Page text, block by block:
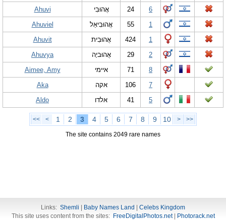
Ahuvi
אֲהוּבִי 24
6
Ahuviel
אֲהוּבִיאֵל 55
1
Ahuvit
אֲהוּבִית 424
1
Ahuvya
אֲהוּביָה 29
2
Aimee, Amy
איימי 71
8
Aka
אקה 106
7
Aldo
אלדו 41 5
<< < 1 2 3 4 5 6 7 8 9 10 > >>
The site contains 2049 rare names
Links: Shemli Baby Names Land
Celebs Kingdom
This site uses content from the sites: FreeDigitalPhotos.net| Photorack.net